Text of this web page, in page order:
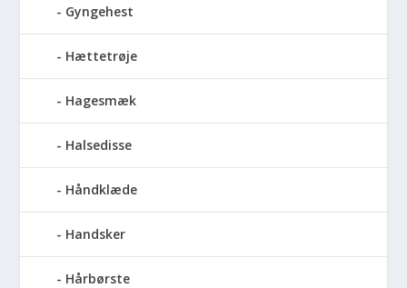
Gyngehest
Hættetrøje
Hagesmæk
Halsedisse
Håndklæde
Handsker
Hårbørste